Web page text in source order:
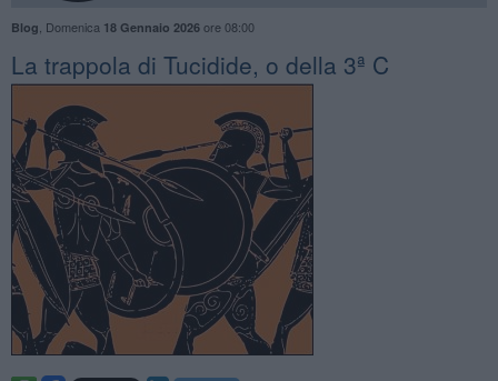
Blog Domenica 18 Gennaio 2026ore 08:00
La trappola di Tucidide, o della 3ª C